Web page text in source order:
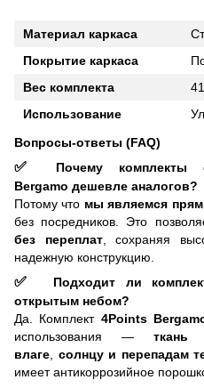
Материал каркаса
Покрытие каркаса
Вес комплекта
Использование
Вопросы-ответы (FAQ)
✅
Почему комплекты
Bergamo дешевле аналогов?
Потому что мы являемся
без посредников. Это
без переплат, сохраняя
надежную конструкцию.
✅
Подходит ли
открытым небом?
Да. Комплект 4Points
использования —ткань
влаге, солнцу и перепадам
имеет антикоррозийное